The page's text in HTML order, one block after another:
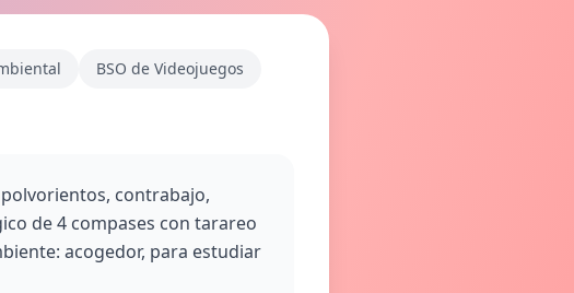
BSO de Videojuegos
polvorientos, contrabajo,
de 4 compases con tarareo
acogedor, para estudiar